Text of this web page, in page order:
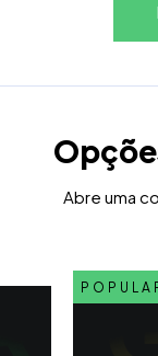
Abre uma